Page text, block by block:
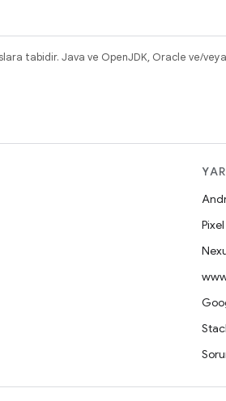
tabidir. Java ve OpenJDK, Oracle ve/